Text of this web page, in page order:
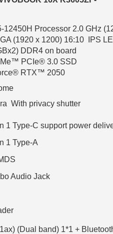
Processor 2.0 GHz
(1920 x 1200) 16:10 IPS
DDR4 on board
PCIe® 3.0 SSD
RTX™ 2050
With privacy shutter
1 Type-C support power
1 Type-A
Audio Jack
(Dual band) 1*1 +